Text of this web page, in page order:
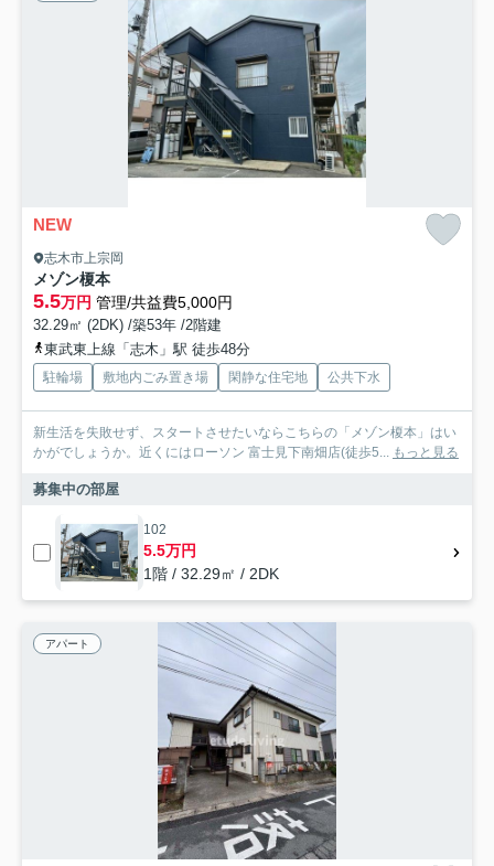
NEW
志木市上宗岡
メゾン榎本
5.5万円 管理/共益費5,000円
32.29㎡ (2DK) /築53年 /2階建
東武東上線「志木」駅 徒歩48分
駐輪場 敷地内ごみ置き場 閑静な住宅地 公共下水
新生活を失敗せず、スタートさせたいならこちらの「メゾン榎本」はい
かがでしょうか。近くにはローソン 富士見下南畑店(徒歩5... もっと見る
募集中の部屋
102
5.5万円
1階 / 32.29㎡ / 2DK
アパート